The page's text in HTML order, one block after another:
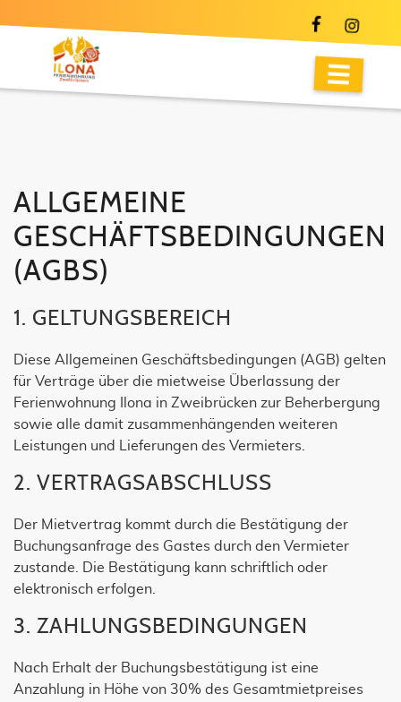
ALLGEMEINE
GESCHÄFTSBEDINGUNGEN
(AGB´S)
1. GELTUNGSBEREICH
Diese Allgemeinen Geschäftsbedingungen (AGB) gelten
für Verträge über die mietweise Überlassung der
Ferienwohnung Ilona in Zweibrücken zur Beherbergung
sowie alle damit zusammenhängenden weiteren
Leistungen und Lieferungen des Vermieters.
2. VERTRAGSABSCHLUSS
Der Mietvertrag kommt durch die Bestätigung der
Buchungsanfrage des Gastes durch den Vermieter
zustande. Die Bestätigung kann schriftlich oder
elektronisch erfolgen.
3. ZAHLUNGSBEDINGUNGEN
Nach Erhalt der Buchungsbestätigung ist eine
Anzahlung in Höhe von 30% des Gesamtmietpreises